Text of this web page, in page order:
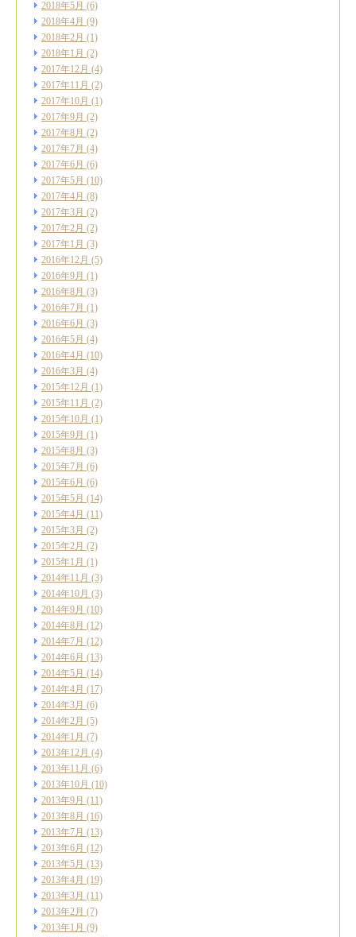
2018年5月 (6)
2018年4月 (9)
2018年2月 (1)
2018年1月 (2)
2017年12月 (4)
2017年11月 (2)
2017年10月 (1)
2017年9月 (2)
2017年8月 (2)
2017年7月 (4)
2017年6月 (6)
2017年5月 (10)
2017年4月 (8)
2017年3月 (2)
2017年2月 (2)
2017年1月 (3)
2016年12月 (5)
2016年9月 (1)
2016年8月 (3)
2016年7月 (1)
2016年6月 (3)
2016年5月 (4)
2016年4月 (10)
2016年3月 (4)
2015年12月 (1)
2015年11月 (2)
2015年10月 (1)
2015年9月 (1)
2015年8月 (3)
2015年7月 (6)
2015年6月 (6)
2015年5月 (14)
2015年4月 (11)
2015年3月 (2)
2015年2月 (2)
2015年1月 (1)
2014年11月 (3)
2014年10月 (3)
2014年9月 (10)
2014年8月 (12)
2014年7月 (12)
2014年6月 (13)
2014年5月 (14)
2014年4月 (17)
2014年3月 (6)
2014年2月 (5)
2014年1月 (7)
2013年12月 (4)
2013年11月 (6)
2013年10月 (10)
2013年9月 (11)
2013年8月 (16)
2013年7月 (13)
2013年6月 (12)
2013年5月 (13)
2013年4月 (19)
2013年3月 (11)
2013年2月 (7)
2013年1月 (9)